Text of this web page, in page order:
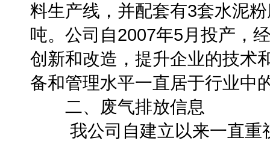
料生产线，并配套有3套水泥
吨。公司自2007年5月投产，
创新和改造，提升企业的技术
备和管理水平一直居于行业中
二、废气排放信息
我公司自建立以来一直重